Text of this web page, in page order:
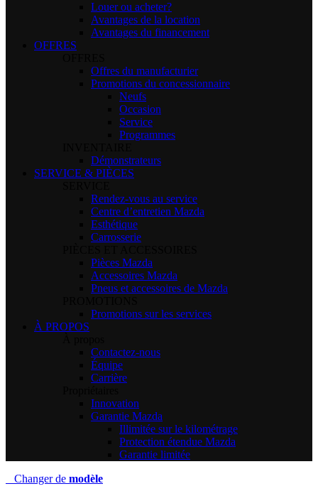
Louer ou acheter?
Avantages de la location
Avantages du financement
OFFRES
Offres du manufacturier
Promotions du concessionnaire
Neufs
Occasion
Service
Programmes
Démonstrateurs
SERVICE & PIÈCES
Rendez-vous au service
Centre d’entretien Mazda
Esthétique
Carrosserie
Pièces Mazda
Accessoires Mazda
Pneus et accessoires de Mazda
Promotions sur les services
À PROPOS
Contactez-nous
Équipe
Carrière
Innovation
Garantie Mazda
Illimitée sur le kilométrage
Protection étendue Mazda
Garantie limitée
Changer de modèle